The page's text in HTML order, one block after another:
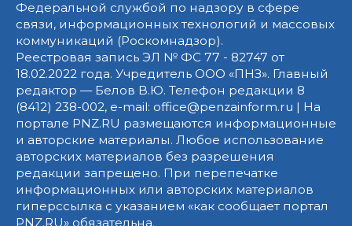
Федеральной службой по надзору в сфере
связи, информационных технологий и массовых
коммуникаций (Роскомнадзор).
Реестровая запись ЭЛ № ФС 77 - 82747 от
18.02.2022 года. Учредитель ООО «ПНЗ». Главный
редактор — Белов В.Ю. Телефон редакции 8
(8412) 238-002, e-mail: office@penzainform.ru | На
портале PNZ.RU размещаются информационные
и авторские материалы. Любое использование
авторских материалов без разрешения
редакции запрещено. При перепечатке
информационных или авторских материалов
гиперссылка с указанием «как сообщает портал
PNZ.RU» обязательна.